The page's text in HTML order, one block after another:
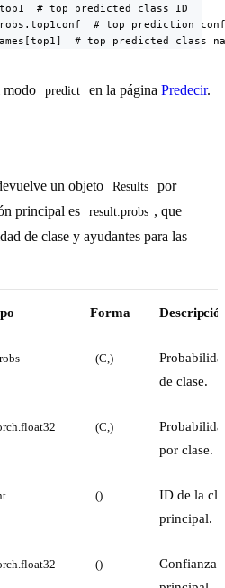
# top predicted class ID
# top prediction
# top predicted class
modo predict en la página Predecir.
un objeto Results
por
principal es
result.probs , que
de clase y ayudantes para las
Forma
(C,)
de clase.
(C,)
por clase.
()
ID de la
principal.
()
Confianza